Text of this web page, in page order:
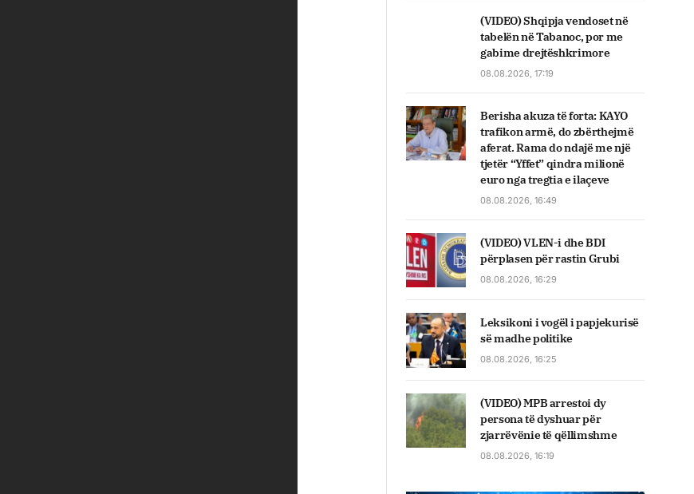
(VIDEO) Shqipja vendoset në
tabelën në Tabanoc, por me
gabime drejtëshkrimore
08.08.2026, 17:19
Berisha akuza të forta: KAYO
trafikon armë, do zbërthejmë
aferat. Rama do ndajë me një
tjetër “Yffet” qindra milionë
euro nga tregtia e ilaçeve
08.08.2026, 16:49
(VIDEO) VLEN-i dhe BDI
përplasen për rastin Grubi
08.08.2026, 16:29
Leksikoni i vogël i papjekurisë
së madhe politike
08.08.2026, 16:25
(VIDEO) MPB arrestoi dy
persona të dyshuar për
zjarrëvënie të qëllimshme
08.08.2026, 16:19